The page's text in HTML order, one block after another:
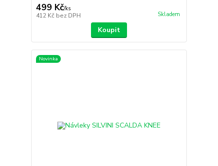
499 Kč/ks
412 Kč bez DPH Skladem
Koupit
Novinka